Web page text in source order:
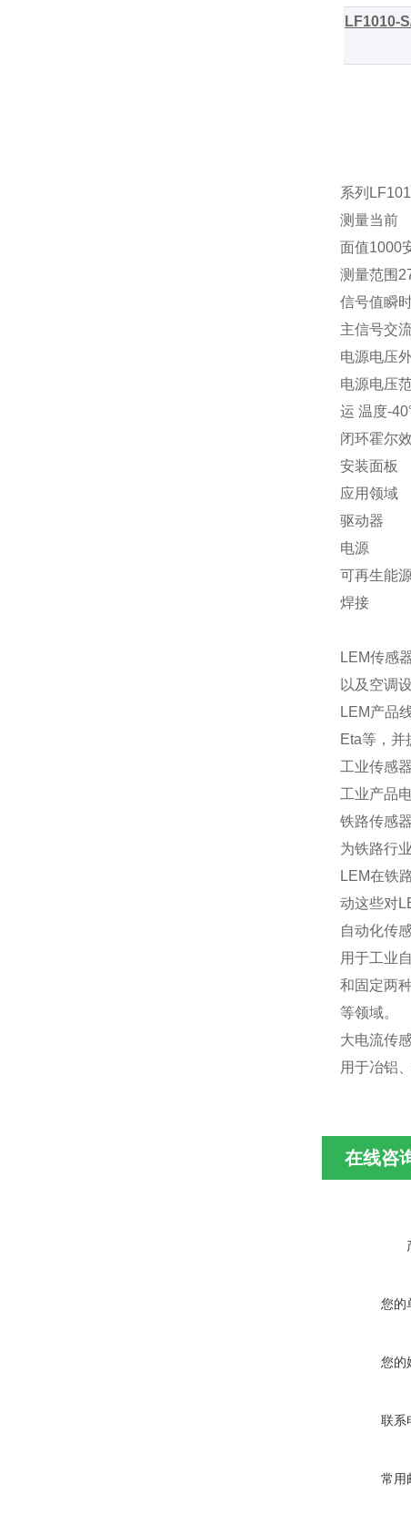
LF1010-
系列
测量当前
面值1000
测量范围
信号值瞬
主信号交
电源电压
电源电压
运 温度-
闭环霍尔
安装面板
应用领域
驱动器
电源
可再生能
焊接
LEM传感
以及空调
LEM产品
Eta等，并
工业传感器
工业产品
铁路传感
为铁路行
LEM在铁
动这些对
自动化传
用于工业
和固定两
等领域。
大电流传
用于冶铝
在线咨
您的
您的
联系
常用